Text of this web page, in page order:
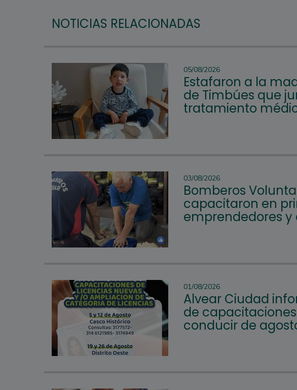
NOTICIAS RELACIONADAS
05/08/2026
Estafaron a la
de Timbúes que
tratamiento
03/08/2026
Bomberos
capacitaron en
emprendedores y
01/08/2026
Alvear Ciudad
de
conducir de